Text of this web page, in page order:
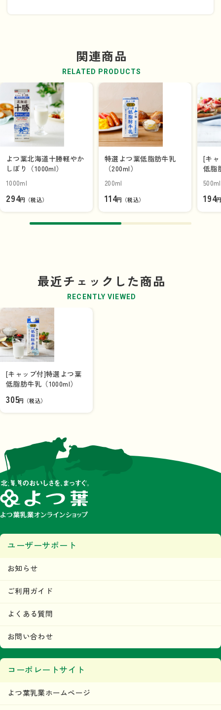
関連商品
RELATED PRODUCTS
よつ葉北海道十勝軽やか
しぼり（1000ml）
1000ml
294円（税込）
特選よつ葉低脂肪牛乳
（200ml）
200ml
114円（税込）
[キ
低脂
500ml
194
最近チェックした商品
RECENTLY VIEWED
[キャップ付]特選よつ葉
低脂肪牛乳（1000ml）
305円（税込）
ユーザーサポート
お知らせ
ご利用ガイド
よくある質問
お問い合わせ
コーポレートサイト
よつ葉乳業ホームページ